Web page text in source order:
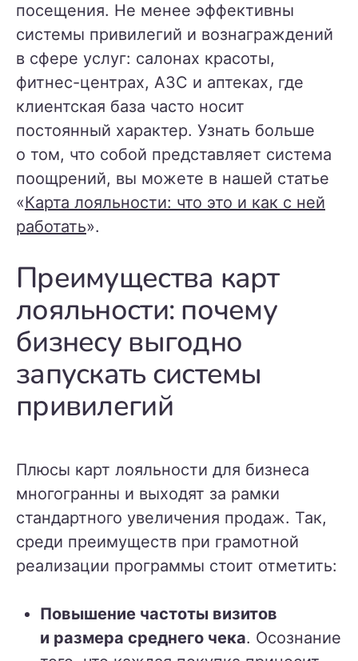
посещения. Не менее эффективны
системы привилегий и вознаграждений
в сфере услуг: салонах красоты,
фитнес-центрах, АЗС и аптеках, где
клиентская база часто носит
постоянный характер. Узнать больше
о том, что собой представляет система
поощрений, вы можете в нашей статье
«Карта лояльности: что это и как с ней
работать».
Преимущества карт
лояльности: почему
бизнесу выгодно
запускать системы
привилегий
Плюсы карт лояльности для бизнеса
многогранны и выходят за рамки
стандартного увеличения продаж. Так,
среди преимуществ при грамотной
реализации программы стоит отметить:
Повышение частоты визитов
и размера среднего чека. Осознание